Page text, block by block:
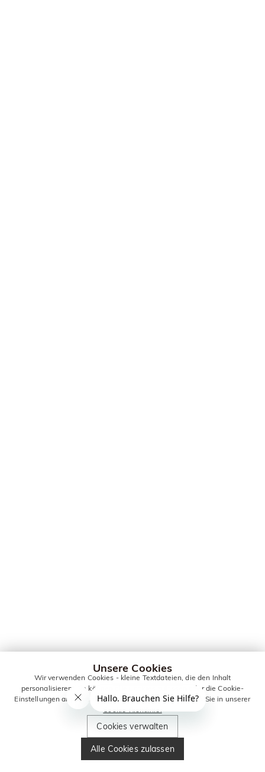
Unsere Cookies
Wir verwenden Cookies - kleine Textdateien, die den Inhalt
personalisieren. Sie können alle Cookies zulassen oder die Cookie-
Einstellungen anpassen. Weitere Informationen erhalten Sie in unserer
Cookie-Richtlinie.
Cookies verwalten
Alle Cookies zulassen